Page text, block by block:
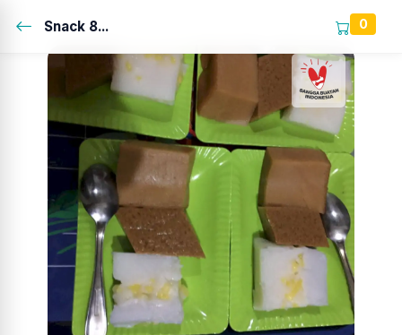
Snack 8... 0